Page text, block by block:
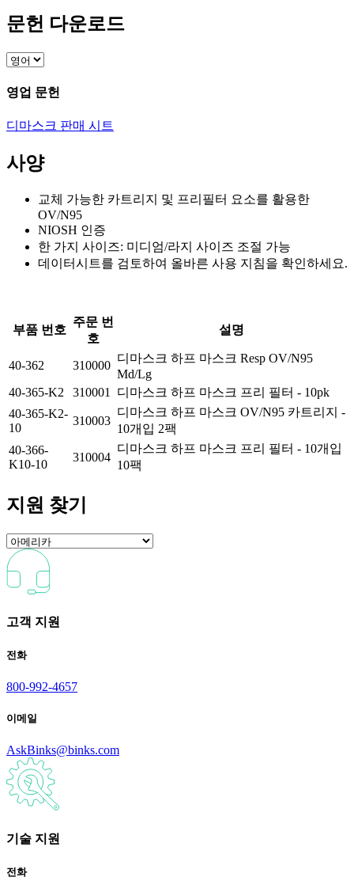
문헌 다운로드
영업 문헌
디마스크 판매 시트
사양
교체 가능한 카트리지 및 프리필터 요소를 활용한
OV/N95
NIOSH 인증
한 가지 사이즈: 미디엄/라지 사이즈 조절 가능
데이터시트를 검토하여 올바른 사용 지침을 확인하세요.
부품 번호
주문 번
호
설명
40-362 310000
디마스크 하프 마스크 Resp OV/N95
Md/Lg
40-365-K2
310001
디마스크 하프 마스크 프리 필터 - 10pk
40-365-K2-
10
310003
디마스크 하프 마스크 OV/N95 카트리지 -
10개입 2팩
40-366-
K10-10
310004
디마스크 하프 마스크 프리 필터 - 10개입
10팩
지원 찾기
고객 지원
전화
800-992-4657
이메일
AskBinks@binks.com
기술 지원
전화